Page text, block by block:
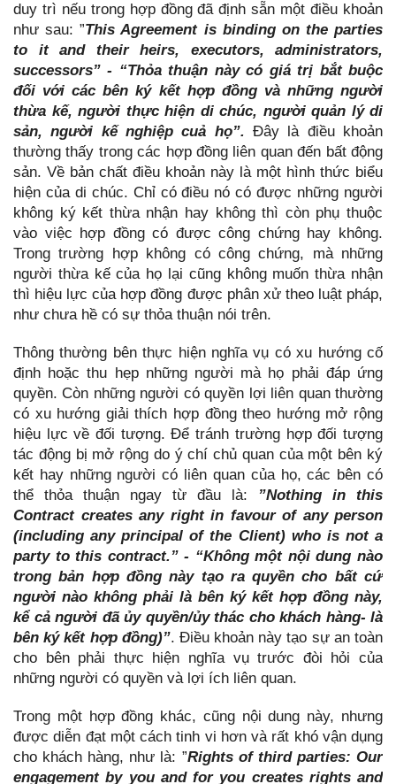
duy trì nếu trong hợp đồng đã định sẵn một điều khoản
như sau: ”This Agreement is binding on the parties
to it and their heirs, executors, administrators,
successors” - “Thỏa thuận này có giá trị bắt buộc
đối với các bên ký kết hợp đồng và những người
thừa kế, người thực hiện di chúc, người quản lý di
sản, người kế nghiệp cuả họ”. Đây là điều khoản
thường thấy trong các hợp đồng liên quan đến bất động
sản. Về bản chất điều khoản này là một hình thức biểu
hiện của di chúc. Chỉ có điều nó có được những người
không ký kết thừa nhận hay không thì còn phụ thuộc
vào việc hợp đồng có được công chứng hay không.
Trong trường hợp không có công chứng, mà những
người thừa kế của họ lại cũng không muốn thừa nhận
thì hiệu lực của hợp đồng được phân xử theo luật pháp,
như chưa hề có sự thỏa thuận nói trên.
Thông thường bên thực hiện nghĩa vụ có xu hướng cố
định hoặc thu hẹp những người mà họ phải đáp ứng
quyền. Còn những người có quyền lợi liên quan thường
có xu hướng giải thích hợp đồng theo hướng mở rộng
hiệu lực về đối tượng. Để tránh trường hợp đối tượng
tác động bị mở rộng do ý chí chủ quan của một bên ký
kết hay những người có liên quan của họ, các bên có
thể thỏa thuận ngay từ đầu là: ”Nothing in this
Contract creates any right in favour of any person
(including any principal of the Client) who is not a
party to this contract.” - “Không một nội dung nào
trong bản hợp đồng này tạo ra quyền cho bất cứ
người nào không phải là bên ký kết hợp đồng này,
kể cả người đã ủy quyền/ủy thác cho khách hàng- là
bên ký kết hợp đồng)”. Điều khoản này tạo sự an toàn
cho bên phải thực hiện nghĩa vụ trước đòi hỏi của
những người có quyền và lợi ích liên quan.
Trong một hợp đồng khác, cũng nội dung này, nhưng
được diễn đạt một cách tinh vi hơn và rất khó vận dụng
cho khách hàng, như là: ”Rights of third parties: Our
engagement by you and for you creates rights and